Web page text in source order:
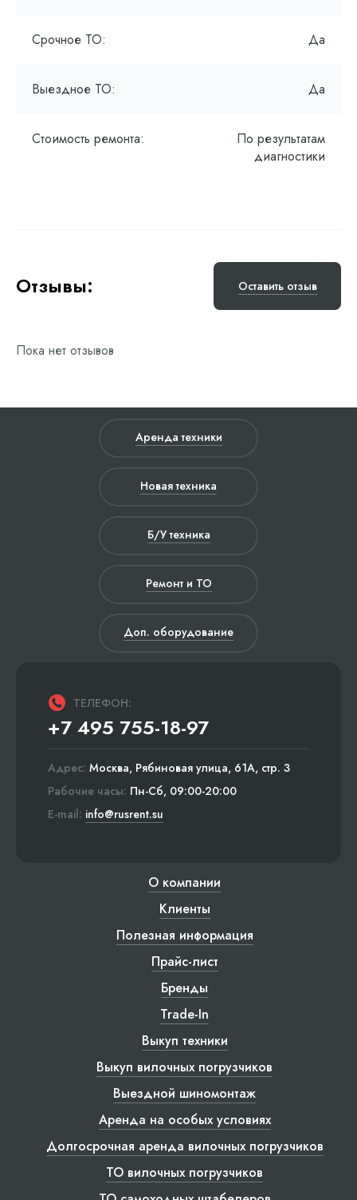
Срочное ТО: Да
Выездное ТО: Да
Стоимость ремонта:
По результатам
диагностики
Отзывы: Оставить отзыв
Пока нет отзывов
Аренда техники
Новая техника
Б/У техника
Ремонт и ТО
Доп. оборудование
ТЕЛЕФОН:
+7 495 755-18-97
Адрес: Москва, Рябиновая улица, 61А, стр. 3
Рабочие часы: Пн-Сб, 09:00-20:00
E-mail: info@rusrent.su
О компании
Клиенты
Полезная информация
Прайс-лист
Бренды
Trade-In
Выкуп техники
Выкуп вилочных погрузчиков
Выездной шиномонтаж
Аренда на особых условиях
Долгосрочная аренда вилочных погрузчиков
ТО вилочных погрузчиков